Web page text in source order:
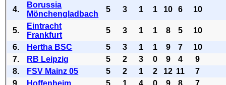
4.
Borussia
Mönchengladbach
5 3 1 1 10 6 10
5.
Eintracht
Frankfurt
5 3 1 1 8 5
10
6.
Hertha BSC 5 3 1 1 9 7
10
7.
RB Leipzig 5 2 3 0 9 4
9
8.
FSV Mainz 05 5 2 1 2 12 11
7
9.
Hoffenheim 5 1 4 0 9 8
7